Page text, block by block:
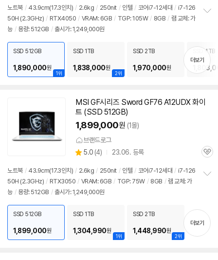
견
점
리
뷰
노트북 / 43.9cm(17.3인치) / 2.6kg / 250nit / 인텔 / 코어i7-12세대 / i7-126
50H (2.3GHz) / RTX4050 / VRAM: 6GB / TGP: 105W / 8GB / 램 교체: 가
능 / 용량: 512GB / 출시가: 1,249,000원
치
기
1위
SSD 512GB
1,890,000원
2위
SSD 1TB
1,838,000원
SSD 2TB
1,970,000원
SSD 4TB
더보기
MSI GF시리즈 Sword GF76 A12UDX 화이
트 (SSD 512GB)
1,899,000원 (1몰)
브랜드로그
별
점
5.0 (상
리
뷰
4) 23.06. 등록
관
노트북 / 43.9cm(17.3인치) / 2.6kg / 250nit / 인텔 / 코어i7-12세대 / i7-126
50H (2.3GHz) / RTX3050 / VRAM: 6GB / TGP: 75W / 8GB / 램 교체: 가
능 / 용량: 512GB / 출시가: 1,249,000원
기
SSD 512GB
1,899,000원
1위
SSD 1TB
1,304,990원
2위
SSD 2TB
1,448,990원
더보기